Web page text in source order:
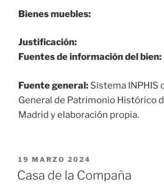
Bienes muebles:
Justificación:
Fuentes de información del bien:
Fuente general: Sistema INPHIS
General de Patrimonio Histórico
Madrid y elaboración propia.
PUBLICADO
EL
19 MARZO 2024
Casa de la Compaña